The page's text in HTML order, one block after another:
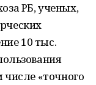
РБ, ученых,
10 тыс.
числе «точного